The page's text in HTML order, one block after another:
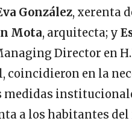
González, xerenta
Mota, arquitecta; y
Director en
coincidieron en la
medidas
a los habitantes